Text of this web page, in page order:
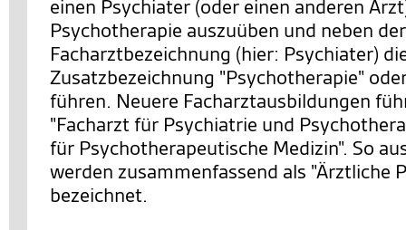
einen Psychiater (oder einen anderen
Psychotherapie auszuüben und neben der
Facharztbezeichnung (hier: Psychiater)
Zusatzbezeichnung "Psychotherapie"
führen. Neuere Facharztausbildungen
"Facharzt für Psychiatrie und
für Psychotherapeutische Medizin". So
werden zusammenfassend als "Ärztliche
bezeichnet.